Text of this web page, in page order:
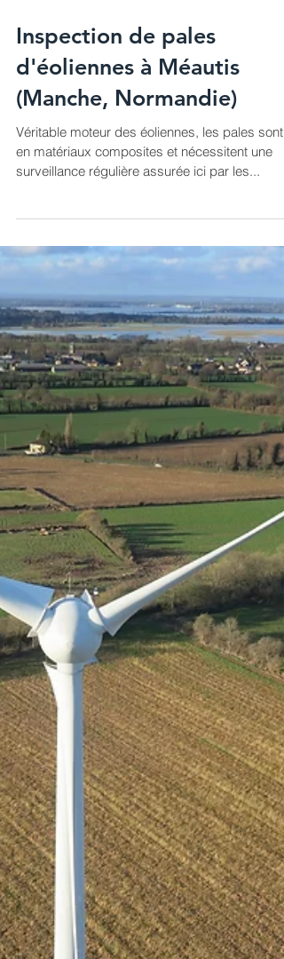
Inspection de pales
d'éoliennes à Méautis
(Manche, Normandie)
Véritable moteur des éoliennes, les pales sont